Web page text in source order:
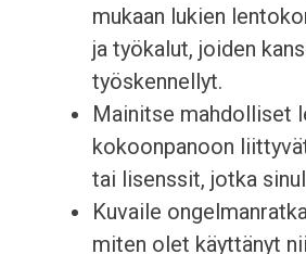
mukaan lukien
ja työkalut, joiden
työskennellyt.
Mainitse mahdolliset
kokoonpanoon
tai lisenssit, jotka
Kuvaile
miten olet käyttänyt